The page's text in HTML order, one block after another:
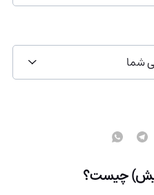
شما
چیست؟